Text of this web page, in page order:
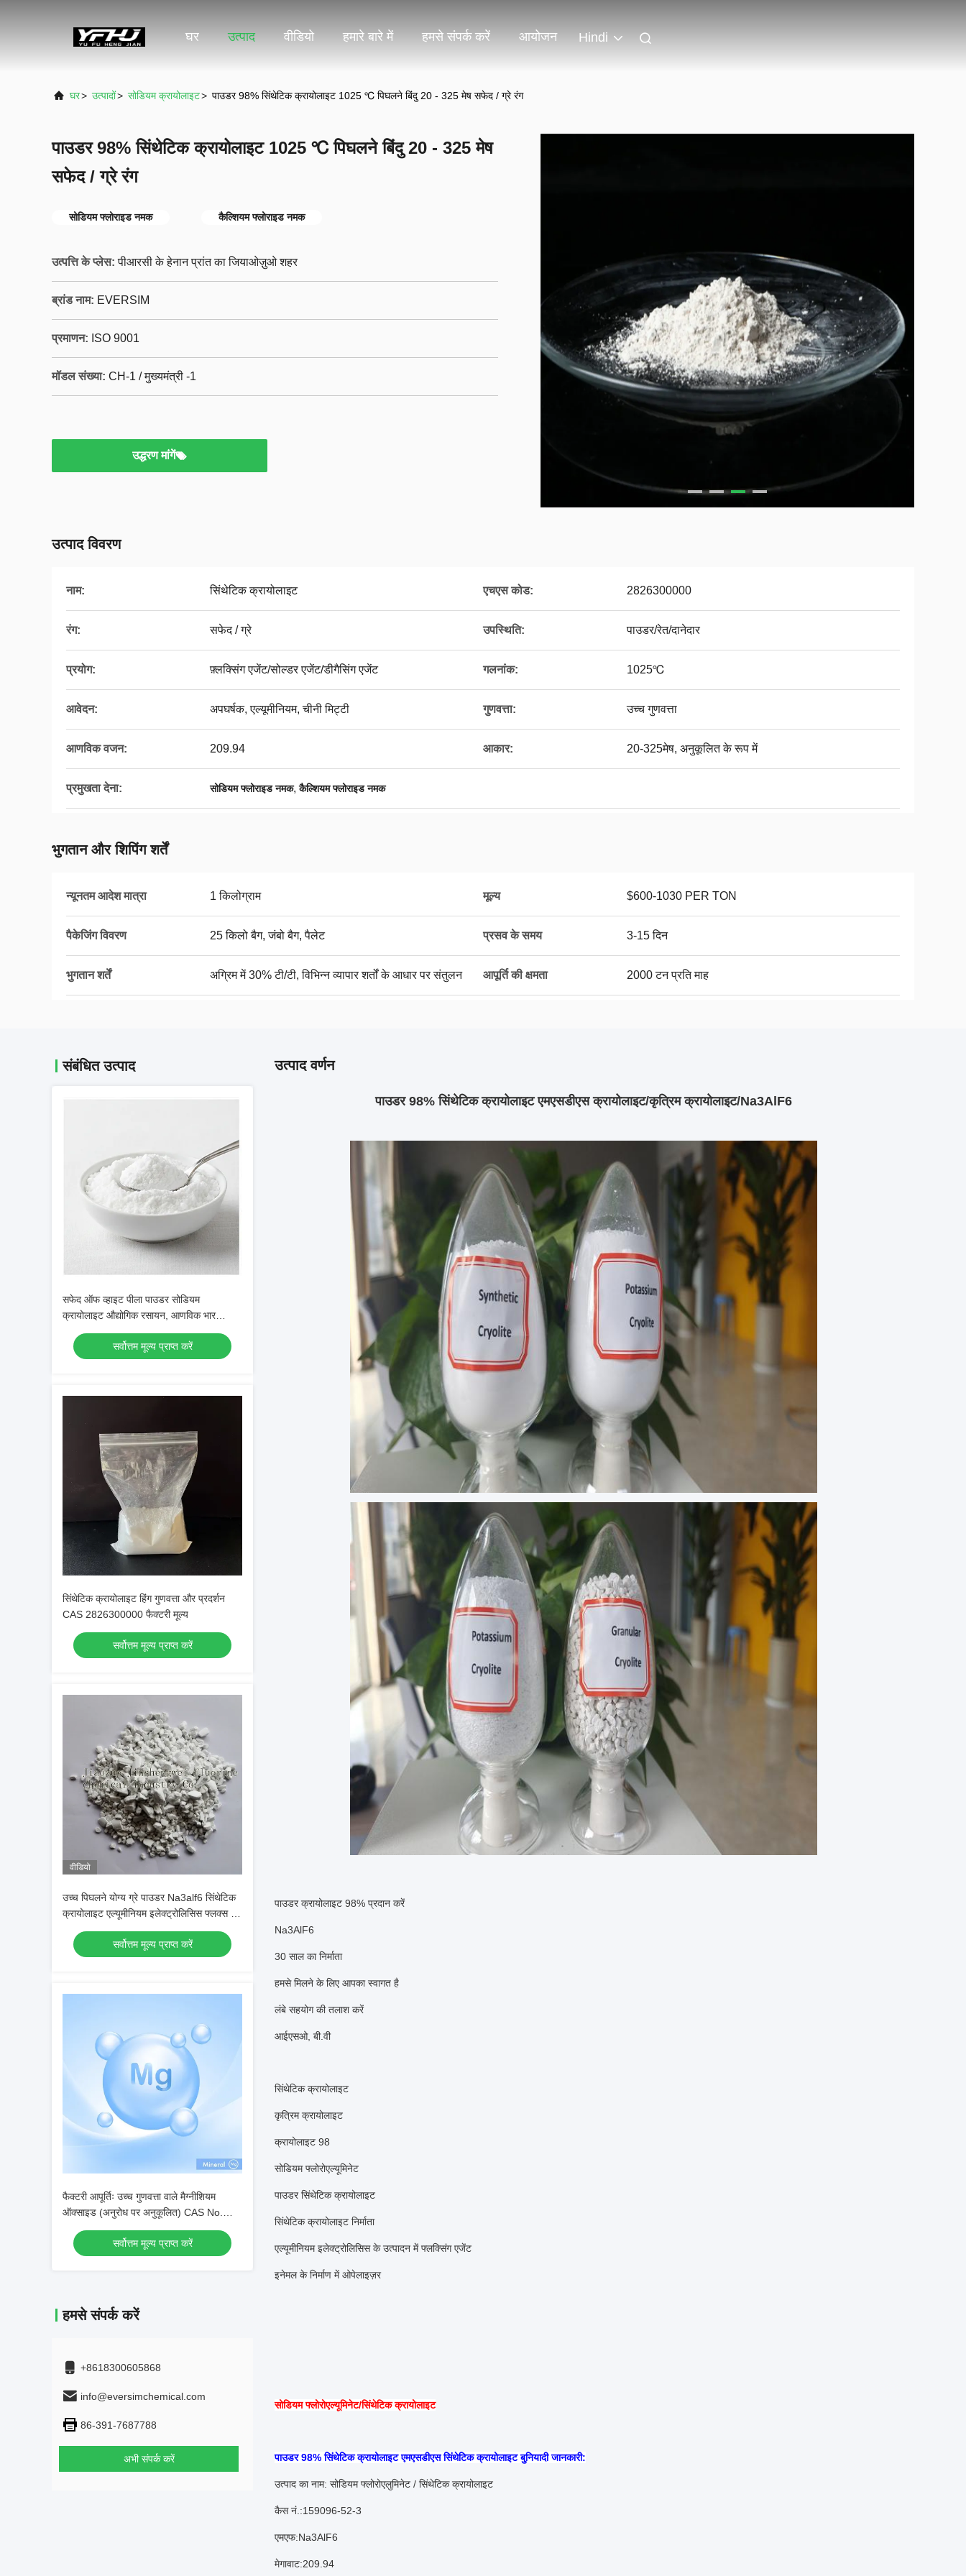
घर उत्पाद वीडियो हमारे बारे में हमसे संपर्क करें आयोजन Hindi
घर> उत्पादों> सोडियम क्रायोलाइट> पाउडर 98% सिंथेटिक क्रायोलाइट 1025 ℃ पिघलने बिंदु 20 - 325 मेष सफेद / ग्रे रंग
पाउडर 98% सिंथेटिक क्रायोलाइट 1025 ℃ पिघलने बिंदु 20 - 325 मेष
सफेद / ग्रे रंग
सोडियम फ्लोराइड नमक कैल्शियम फ्लोराइड नमक
उत्पत्ति के प्लेस: पीआरसी के हेनान प्रांत का जियाओज़ुओ शहर
ब्रांड नाम: EVERSIM
प्रमाणन: ISO 9001
मॉडल संख्या: CH-1 / मुख्यमंत्री -1
उद्धरण मांगें
उत्पाद विवरण
नाम: सिंथेटिक क्रायोलाइट एचएस कोड: 2826300000
रंग: सफेद / ग्रे उपस्थिति: पाउडर/रेत/दानेदार
प्रयोग: फ़्लक्सिंग एजेंट/सोल्डर एजेंट/डीगैसिंग एजेंट गलनांक: 1025℃
आवेदन: अपघर्षक, एल्यूमीनियम, चीनी मिट्टी गुणवत्ता: उच्च गुणवत्ता
आणविक वजन: 209.94 आकार: 20-325मेष, अनुकूलित के रूप में
प्रमुखता देना: सोडियम फ्लोराइड नमक,कैल्शियम फ्लोराइड नमक
भुगतान और शिपिंग शर्तें
न्यूनतम आदेश मात्रा 1 किलोग्राम मूल्य $600-1030 PER TON
पैकेजिंग विवरण 25 किलो बैग, जंबो बैग, पैलेट प्रसव के समय 3-15 दिन
भुगतान शर्तें अग्रिम में 30% टी/टी, विभिन्न व्यापार शर्तों के आधार पर संतुलन आपूर्ति की क्षमता 2000 टन प्रति माह
संबंधित उत्पाद
सफेद ऑफ व्हाइट पीला पाउडर सोडियम
क्रायोलाइट औद्योगिक रसायन, आणविक भार
209.94 के साथ
सर्वोत्तम मूल्य प्राप्त करें
सिंथेटिक क्रायोलाइट हिंग गुणवत्ता और प्रदर्शन
CAS 2826300000 फैक्टरी मूल्य
सर्वोत्तम मूल्य प्राप्त करें
वीडियो
उच्च पिघलने योग्य ग्रे पाउडर Na3alf6 सिंथेटिक
क्रायोलाइट एल्यूमीनियम इलेक्ट्रोलिसिस फ्लक्स के
रूप में उपयोग किया जाता है
सर्वोत्तम मूल्य प्राप्त करें
फैक्टरी आपूर्तिः उच्च गुणवत्ता वाले मैग्नीशियम
ऑक्साइड (अनुरोध पर अनुकूलित) CAS No.
1309-48-4
सर्वोत्तम मूल्य प्राप्त करें
हमसे संपर्क करें
+8618300605868
info@eversimchemical.com
86-391-7687788
अभी संपर्क करें
उत्पाद वर्णन
पाउडर 98% सिंथेटिक क्रायोलाइट एमएसडीएस क्रायोलाइट/कृत्रिम क्रायोलाइट/Na3AlF6
पाउडर क्रायोलाइट 98% प्रदान करें
Na3AlF6
30 साल का निर्माता
हमसे मिलने के लिए आपका स्वागत है
लंबे सहयोग की तलाश करें
आईएसओ, बी.वी
सिंथेटिक क्रायोलाइट
कृत्रिम क्रायोलाइट
क्रायोलाइट 98
सोडियम फ्लोरोएल्यूमिनेट
पाउडर सिंथेटिक क्रायोलाइट
सिंथेटिक क्रायोलाइट निर्माता
एल्यूमीनियम इलेक्ट्रोलिसिस के उत्पादन में फ्लक्सिंग एजेंट
इनेमल के निर्माण में ओपेलाइज़र
सोडियम फ्लोरोएल्यूमिनेट/सिंथेटिक क्रायोलाइट
पाउडर 98% सिंथेटिक क्रायोलाइट एमएसडीएस सिंथेटिक क्रायोलाइट बुनियादी जानकारी:
उत्पाद का नाम: सोडियम फ्लोरोएलुमिनेट / सिंथेटिक क्रायोलाइट
कैस नं.:159096-52-3
एमएफ:Na3AlF6
मेगावाट:209.94